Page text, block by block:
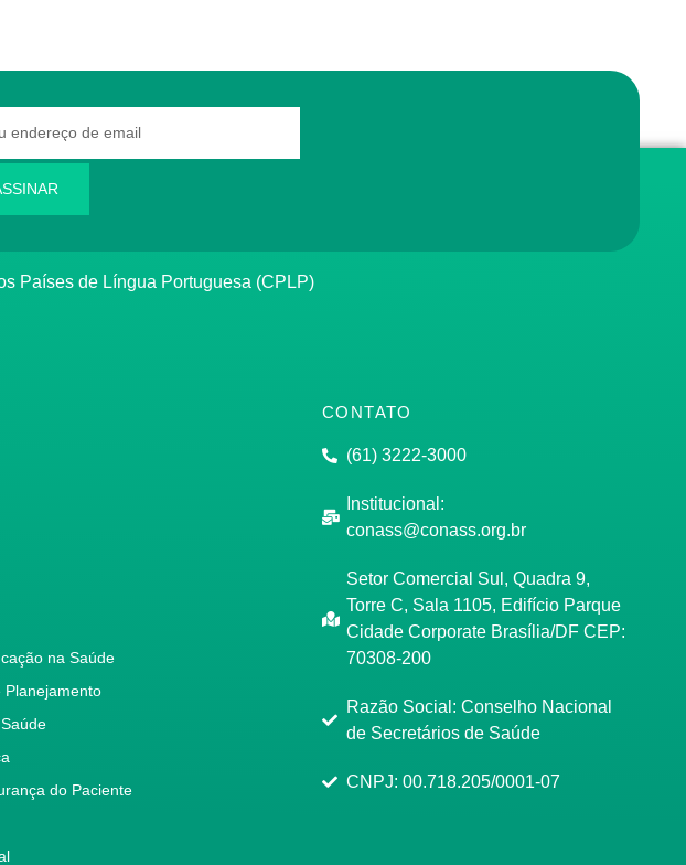
Países de Língua Portuguesa (CPLP)
na Saúde
Planejamento
do Paciente
CONTATO
(61) 3222-3000
Institucional:
conass@conass.org.br
Setor Comercial Sul, Quadra 9,
Torre C, Sala 1105, Edifício Parque
Cidade Corporate Brasília/DF CEP:
70308-200
Razão Social: Conselho Nacional
de Secretários de Saúde
CNPJ: 00.718.205/0001-07